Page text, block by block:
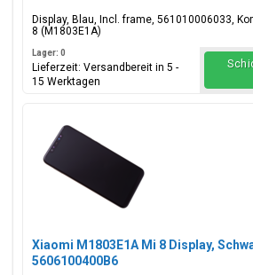
Display, Blau, Incl. frame, 561010006033,
8 (M1803E1A)
Lager: 0
Lieferzeit: Versandbereit in 5 -
15 Werktagen
Xiaomi M1803E1A Mi 8 Display,
5606100400B6